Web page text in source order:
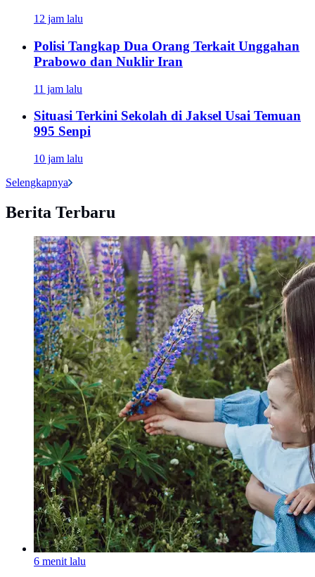
12 jam lalu
Polisi Tangkap Dua Orang Terkait Unggahan
Prabowo dan Nuklir Iran
11 jam lalu
Situasi Terkini Sekolah di Jaksel Usai Temuan
995 Senpi
10 jam lalu
Selengkapnya
Berita Terbaru
6 menit lalu